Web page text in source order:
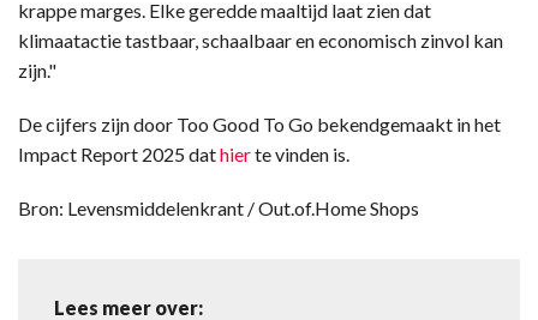
krappe marges. Elke geredde maaltijd laat zien dat
klimaatactie tastbaar, schaalbaar en economisch zinvol kan
zijn."
De cijfers zijn door Too Good To Go bekendgemaakt in het
Impact Report 2025 dathierte vinden is.
Bron: Levensmiddelenkrant / Out.of.Home Shops
Lees meer over: